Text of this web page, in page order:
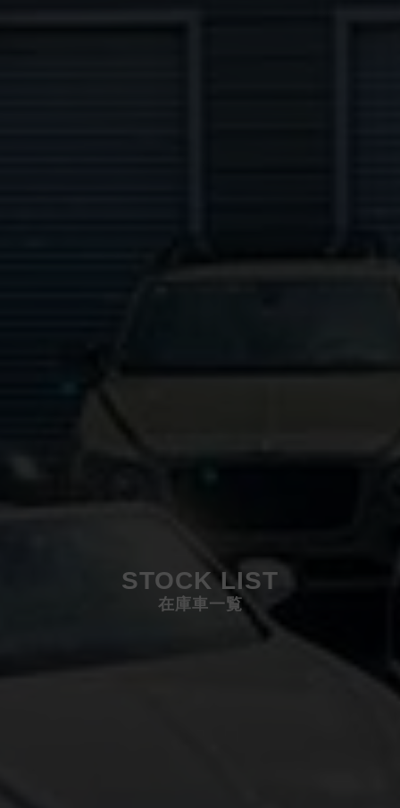
STOCK LIST
在庫車一覧